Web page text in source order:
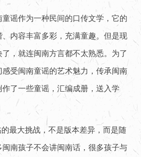
谣作为一种民间的口传文学，它的
内容丰富多彩，充满童趣。但是现
，就连闽南方言都不太熟悉。为了
受闽南童谣的艺术魅力，传承闽南
了一些童谣，汇编成册，送入学
的最大挑战，不是版本差异，而是随
南孩子不会讲闽南话，很多孩子与